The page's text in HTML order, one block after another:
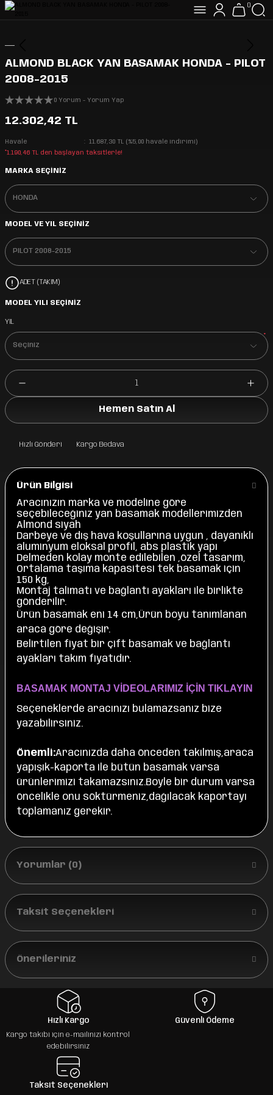
0
ALMOND BLACK YAN BASAMAK HONDA - PILOT
2008-2015
0 Yorum - Yorum Yap
12.302,42 TL
Havale
11.687,30 TL (%5,00 havale indirimi)
*1.190,46 TL den başlayan taksitlerle!
MARKA SEÇİNİZ
MODEL VE YIL SEÇİNİZ
ADET (TAKIM)
MODEL YILI SEÇİNİZ
YIL
*
Hemen Satın Al
Hızlı Gönderi Kargo Bedava
Ürün Bilgisi
Aracınızın marka ve modeline göre
seçebileceğiniz yan basamak modellerimizden
Almond siyah
Darbeye ve dış hava koşullarına uygun , dayanıklı
aluminyum eloksal profil, abs plastik yapı
Delmeden kolay monte edilebilen ,özel tasarım,
Ortalama taşıma kapasitesi tek basamak için
150 kg,
Montaj talimatı ve bağlantı ayakları ile birlikte
gönderilir.
Ürün basamak eni 14 cm,Ürün boyu tanımlanan
araca göre değişir.
Belirtilen fiyat bir çift basamak ve bağlantı
ayakları takım fiyatıdır.
BASAMAK MONTAJ VİDEOLARIMIZ İÇİN TIKLAYIN
Seçeneklerde aracınızı bulamazsanız bize
yazabilirsiniz.
Önemli:Aracınızda daha önceden takılmış,araca
yapışık-kaporta ile bütün basamak varsa
ürünlerimizi takamazsınız.Boyle bir durum varsa
öncelikle onu söktürmeniz,dağılacak kaportayı
toplamanız gerekir.
Yorumlar (0)
Taksit Seçenekleri
Önerileriniz
Hızlı Kargo
Kargo takibi için e-mailinizi kontrol
edebilirsiniz
Güvenli Ödeme
Taksit Seçenekleri